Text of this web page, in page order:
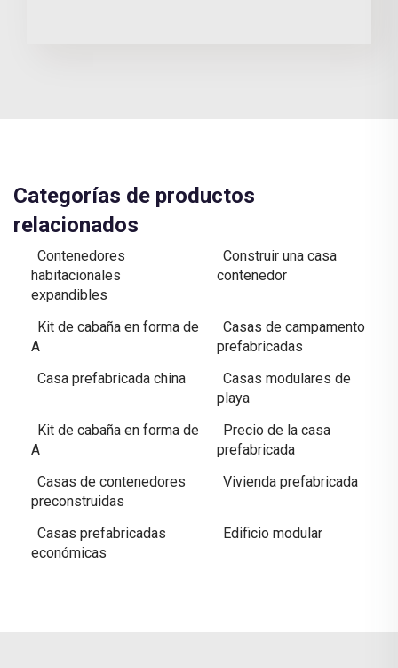
Categorías de productos
relacionados
Contenedores
habitacionales
expandibles
Construir una casa
contenedor
Kit de cabaña en forma de
A
Casas de campamento
prefabricadas
Casa prefabricada china
Casas modulares de
playa
Kit de cabaña en forma de
A
Precio de la casa
prefabricada
Casas de contenedores
preconstruidas
Vivienda prefabricada
Casas prefabricadas
económicas
Edificio modular